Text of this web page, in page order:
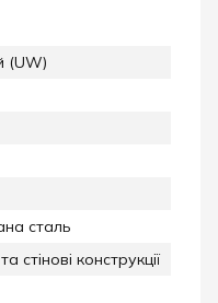
(UW)
сталь
стінові конструкції